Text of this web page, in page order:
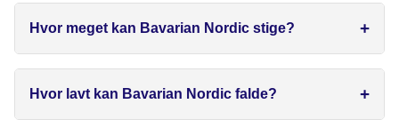
Hvor meget kan Bavarian Nordic stige?
Hvor lavt kan Bavarian Nordic falde?